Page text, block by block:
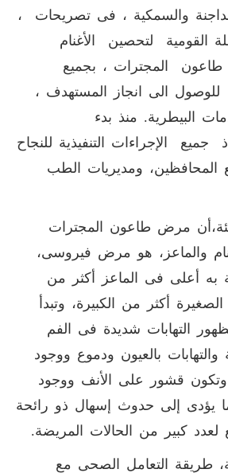
والسمكية ، فى تصريحات ،
القومية لتحصين الأغنام
المجترات ، بجميع
الى انجاز المستهدف ،
البيطرية. منذ بدء
جميع الإجراءات التنفيذية للنجاح
المحافظين، ومديريات الطب
مرض طاعون المجترات
والماعز، هو مرض فيروسى،
به أعلى فى الماعز أكثر من
الصغيرة أكثر من الكبيرة، وتبدأ
التهابات شديدة فى الفم
بالعيون ودموع ووجود
قشور على الأنف ووجود
مما يؤدى إلى حدوث إسهال ذو رائحة
كبير من الحالات المريضة.
طريقة التعامل الصحى مع